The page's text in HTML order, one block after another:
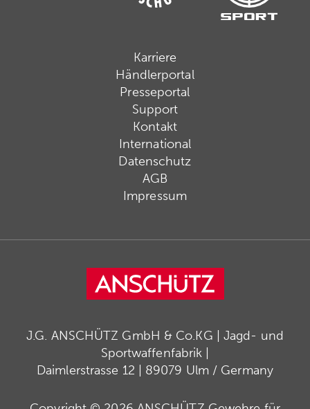
Karriere
Händlerportal
Presseportal
Support
Kontakt
International
Datenschutz
AGB
Impressum
J.G. ANSCHÜTZ GmbH & Co.KG | Jagd- und
Sportwaffenfabrik |
Daimlerstrasse 12 | 89079 Ulm / Germany